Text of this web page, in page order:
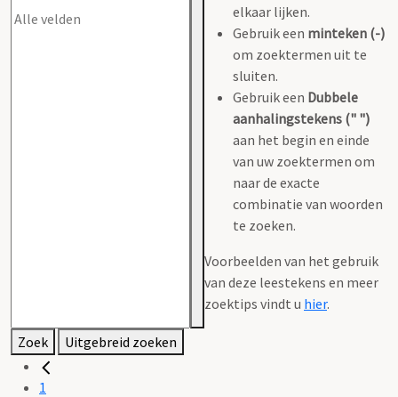
elkaar lijken.
Gebruik een minteken (-)
om zoektermen uit te
sluiten.
Gebruik een Dubbele
aanhalingstekens (" ")
aan het begin en einde
van uw zoektermen om
naar de exacte
combinatie van woorden
te zoeken.
Voorbeelden van het gebruik
van deze leestekens en meer
zoektips vindt u hier.
Zoek Uitgebreid zoeken
1